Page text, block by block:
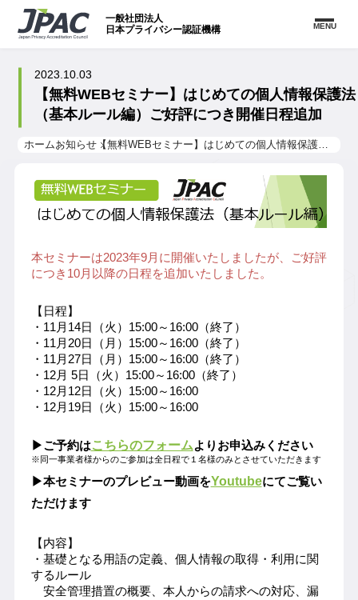
一般社団法人
日本プライバシー認証機構
MENU
2023.10.03
【無料WEBセミナー】はじめての個人情報保護法
（基本ルール編）ご好評につき開催日程追加
ホームお知らせ 【無料WEBセミナー】はじめての個人情報保護法（基本ルール編）ご好評につき開催日程追加
本セミナーは2023年9月に開催いたしましたが、ご好評
につき10月以降の日程を追加いたしました。
【日程】
・11月14日（火）15:00～16:00（終了）
・11月20日（月）15:00～16:00（終了）
・11月27日（月）15:00～16:00（終了）
・12月 5日（火）15:00～16:00（終了）
・12月12日（火）15:00～16:00
・12月19日（火）15:00～16:00
▶ご予約はこちらのフォームより お申込みください
※同一事業者様からのご参加は全日程で１名様のみとさせていただきます
▶本セミナーのプレビュー動画をYoutubeにてご覧い
ただけます
【内容】
・基礎となる用語の定義、個人情報の取得・利用に関
するルール
安全管理措置の概要、本人からの請求への対応、漏